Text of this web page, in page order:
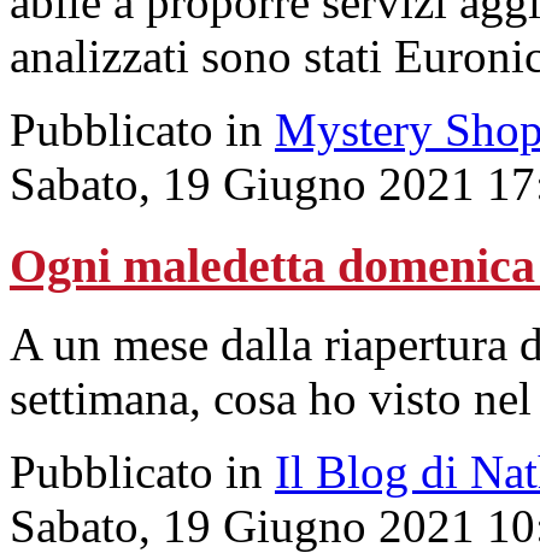
analizzati sono stati
Pubblicato in Mystery
Sabato, 19 Giugno 2021
Ogni maledetta
A un mese dalla riapertura
settimana, cosa ho visto
Pubblicato in Il Blog di
Sabato, 19 Giugno 2021